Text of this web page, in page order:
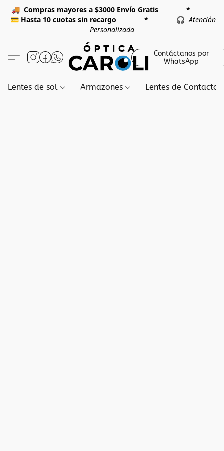
🚚 Compras mayores a $3000 Envío Gratis *
💳 Hasta 10 cuotas sin recargo * 🎧Atención
Personalizada
Contáctanos por
WhatsApp
Lentes de sol Armazones Lentes de Contacto